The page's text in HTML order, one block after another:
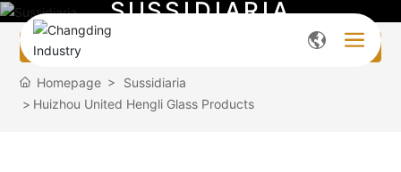
SUSSIDIARIA
Homepage
Sussidiaria
Huizhou United Hengli Glass Products